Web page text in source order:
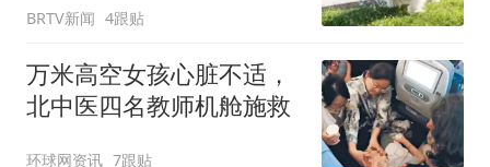
BRTV新闻 4跟贴
万米高空女孩心脏不适，
北中医四名教师机舱施救
环球网资讯 7跟贴